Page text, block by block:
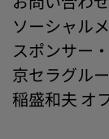
ソーシャル
スポンサー
京セラグル
稲盛和夫 オ